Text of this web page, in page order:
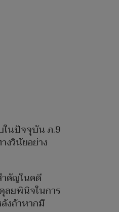
ในปัจจุบัน ภ.9
งวินัยอย่าง
ำคัญในคดี
ลยพินิจในการ
งถ้าหากมี